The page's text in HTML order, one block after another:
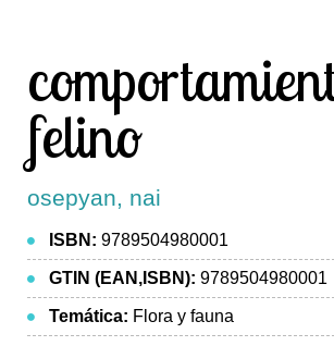
felino
osepyan, nai
ISBN: 9789504980001
GTIN (EAN,ISBN): 9789504980001
Temática: Flora y fauna